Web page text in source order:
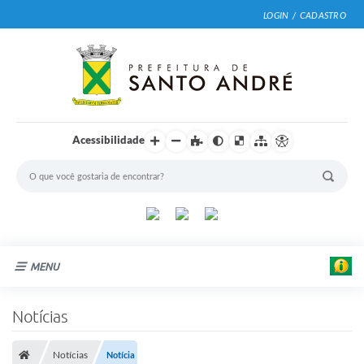
LOGIN / CADASTRO
Acessibilidade
MENU
Notícias
Notícias Notícia